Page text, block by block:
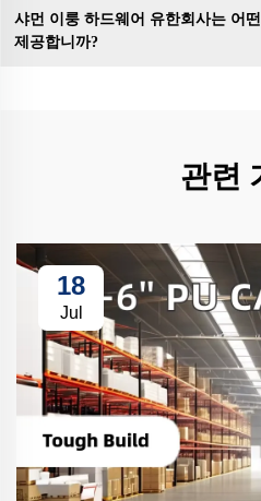
샤먼 이룽 하드웨어 유한회사는 어
제공합니까?
관련
18
Jul